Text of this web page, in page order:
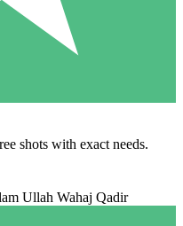
shots with exact needs.
Ullah Wahaj Qadir